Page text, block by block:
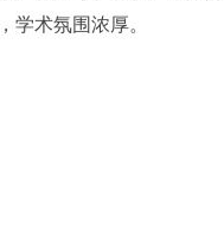
学术氛围浓厚。